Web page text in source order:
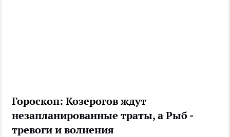
Гороскоп: Козерогов ждут
незапланированные траты, а Рыб -
тревоги и волнения